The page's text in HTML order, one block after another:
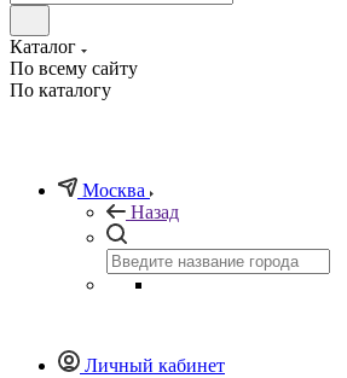
Каталог
По всему сайту
По каталогу
Москва
Назад
Личный кабинет